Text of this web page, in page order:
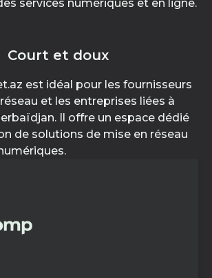
services numériques et en ligne.
Court et doux
est idéal pour les fournisseurs
et les entreprises liées à
Il offre un espace dédié
de solutions de mise en réseau